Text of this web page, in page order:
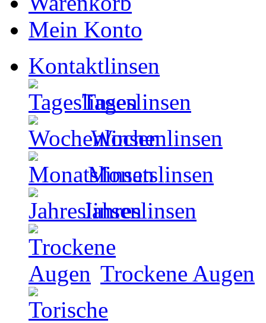
Mein Konto
Kontaktlinsen
Tageslinsen
Wochenlinsen
Monatslinsen
Jahreslinsen
Trockene Augen